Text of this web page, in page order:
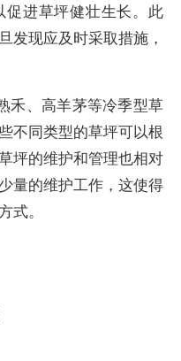
促进草坪健壮生长。此
发现应及时采取措施，
禾、高羊茅等冷季型草
不同类型的草坪可以根
坪的维护和管理也相对
量的维护工作‌，这使得
式。